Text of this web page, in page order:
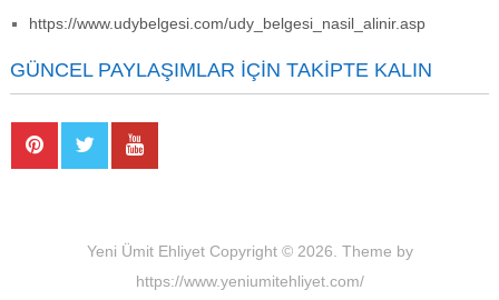
https://www.udybelgesi.com/udy_belgesi_nasil_alinir.asp
GÜNCEL PAYLAŞIMLAR İÇIN TAKIPTE KALIN
Yeni Ümit EhliyetCopyright © 2026. Theme by
https://www.yeniumitehliyet.com/